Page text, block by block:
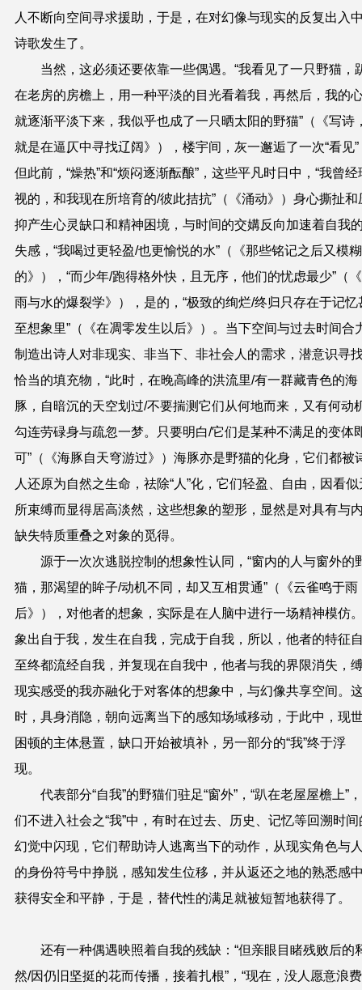
人不断向空间寻求援助，于是，在对幻像与现实的反复出入
诗歌发生了。
当然，这必须还要依靠一些偶遇。“我看见了一只野猫，
在老房的房檐上，用一种平淡的目光看着我，再然后，我的
就逐渐平淡下来，我似乎也成了一只晒太阳的野猫”（《写诗
就是在逼仄中寻找辽阔》），楼宇间，灰一邂逅了一次“看见”
但此前，“燥热”和“烦闷逐渐酝酿”，这些平凡时日中，“我曾经
视的，和我现在所培育的/彼此拮抗”（《涌动》）身心撕扯和
抑产生心灵缺口和精神困境，与时间的交媾反向加速着自我
失感，“我喝过更轻盈/也更愉悦的水”（《那些铭记之后又模糊
的》），“而少年/跑得格外快，且无序，他们的忧虑最少”（
雨与水的爆裂学》
），是的，“极致的绚烂/终归只存在于记忆
至想象里”（《在凋零发生以后》）。当下空间与过去时间合
制造出诗人对非现实、非当下、非社会人的需求，潜意识寻
恰当的填充物，“此时，在晚高峰的洪流里/有一群藏青色的海
豚，自暗沉的天空划过/不要揣测它们从何地而来，又有何动
勾连劳碌身与疏忽一梦。只要明白/它们是某种不满足的变体
可”（《海豚自天穹游过》）海豚亦是野猫的化身，它们都被
人还原为自然之生命，祛除“人”化，它们轻盈、自由，因看似
所束缚而显得居高淡然，这些想象的塑形，显然是对具有与
缺失特质重叠之对象的觅得。
源于一次次逃脱控制的想象性认同，“窗内的人与窗外的
猫，那渴望的眸子/动机不同，却又互相贯通”（《云雀鸣于雨
后》），对他者的想象，实际是在人脑中进行一场精神模仿
象出自于我，发生在自我，完成于自我，所以，他者的特征
至终都流经自我，并复现在自我中，他者与我的界限消失，
现实感受的我亦融化于对客体的想象中，与幻像共享空间。
时，具身消隐，朝向远离当下的感知场域移动，于此中，现
困顿的主体悬置，缺口开始被填补，另一部分的“我”终于浮
现。
代表部分“自我”的野猫们驻足“窗外”，“趴在老屋屋檐上”
们不进入社会之“我”中，有时在过去、历史、记忆等回溯时间
幻觉中闪现，它们帮助诗人逃离当下的动作，从现实角色与
的身份符号中挣脱，感知发生位移，并从返还之地的熟悉感
获得安全和平静，于是，替代性的满足就被短暂地获得了。
还有一种偶遇映照着自我的残缺：“但亲眼目睹残败后的
然/因仍旧坚挺的花而传播，接着扎根”，“现在，没人愿意浪